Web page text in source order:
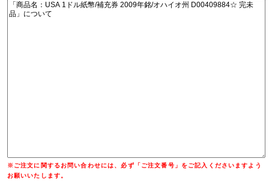
※ご注文に関するお問い合わせには、必ず「ご注文番号」をご記入くださいますよう
お願いいたします。